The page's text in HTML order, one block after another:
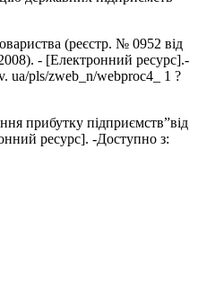
(реєстр. № 0952 від
- [Електронний ресурс].-
ua/pls/zweb_n/webproc4_ 1 ?
прибутку підприємств”від
ресурс]. -Доступно з: